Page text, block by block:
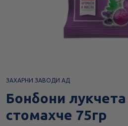
ЗАХАРНИ ЗАВОДИ АД
Бонбони лукчета
стомахче 75гр